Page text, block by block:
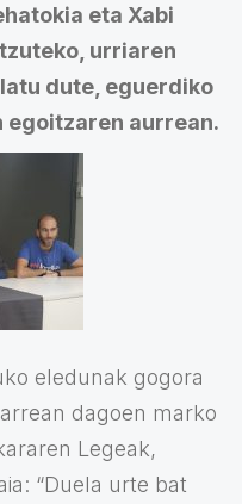
eta Xabi
urriaren
dute, eguerdiko
egoitzaren aurrean.
eledunak gogora
dagoen marko
Legeak,
“Duela urte bat